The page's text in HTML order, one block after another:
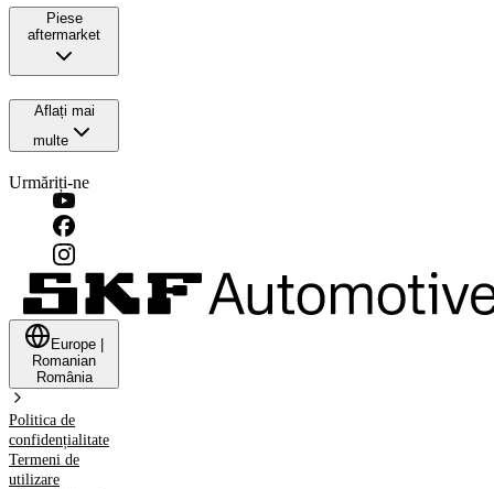
Piese
aftermarket
Aflați mai
multe
Urmăriți-ne
Europe
Romanian
România
Politica de
confidențialitate
Termeni de
utilizare